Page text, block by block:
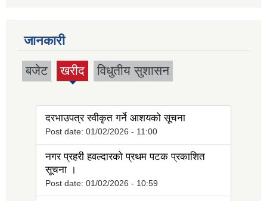
जानकारी
बजेट खरीद
(active
विधुतीय सुशासन
दरभाउपत्र स्वीकृत गर्ने आशयको सूचना
Post date: 01/02/2026 - 11:00
नगर प्रहरी हवल्दारको प्रथम पटक प्रकाशित
सूचना ।
Post date: 01/02/2026 - 10:59